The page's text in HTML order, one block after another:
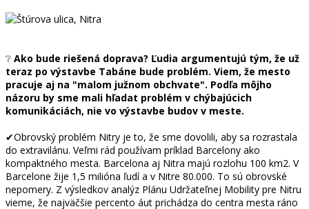
❔ Ako bude riešená doprava? Ľudia argumentujú tým, že už
teraz po výstavbe Tabáne bude problém. Viem, že mesto
pracuje aj na "malom južnom obchvate". Podľa môjho
názoru by sme mali hľadat problém v chýbajúcich
komunikáciách, nie vo výstavbe budov v meste.
✔Obrovský problém Nitry je to, že sme dovolili, aby sa rozrastala
do extravilánu. Veľmi rád používam príklad Barcelony ako
kompaktného mesta. Barcelona aj Nitra majú rozlohu 100 km2. V
Barcelone žije 1,5 milióna ľudí a v Nitre 80.000. To sú obrovské
nepomery. Z výsledkov analýz Plánu Udržateľnej Mobility pre Nitru
vieme, že najväčšie percento áut prichádza do centra mesta ráno